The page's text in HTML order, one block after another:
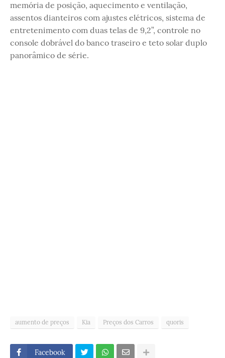
memória de posição, aquecimento e ventilação,
assentos dianteiros com ajustes elétricos, sistema de
entretenimento com duas telas de 9,2”, controle no
console dobrável do banco traseiro e teto solar duplo
panorâmico de série.
aumento de preços Kia Preços dos Carros quoris
Facebook